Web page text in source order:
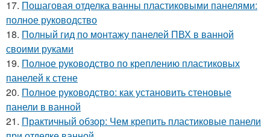
17. Пошаговая отделка ванны пластиковыми панелями:
полное руководство
18. Полный гид по монтажу панелей ПВХ в ванной
своими руками
19. Полное руководство по креплению пластиковых
панелей к стене
20. Полное руководство: как установить стеновые
панели в ванной
21. Практичный обзор: Чем крепить пластиковые панели